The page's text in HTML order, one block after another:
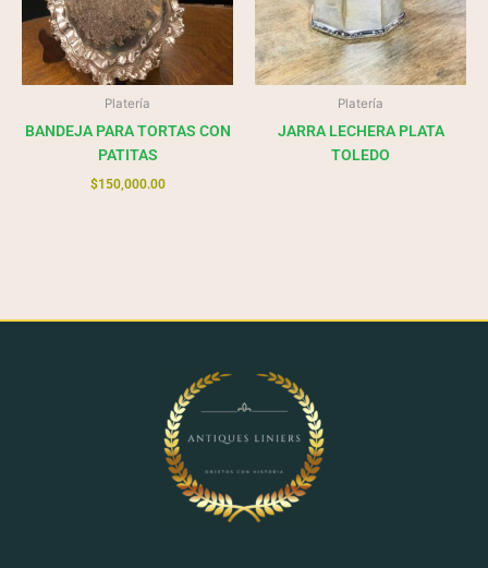
Platería
BANDEJA PARA TORTAS CON
PATITAS
$150,000.00
Platería
JARRA LECHERA PLATA
TOLEDO